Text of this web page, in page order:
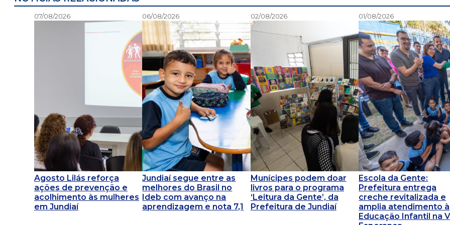
07/08/2026
Agosto Lilás reforça
ações de prevenção e
acolhimento às mulheres
em Jundiaí
06/08/2026
Jundiaí segue entre as
melhores do Brasil no
Ideb com avanço na
aprendizagem e nota 7,1
02/08/2026
Munícipes podem doar
livros para o programa
‘Leitura da Gente’, da
Prefeitura de Jundiaí
01/08/2026
Escola da Gente:
Prefeitura entrega
creche revitalizada e
amplia atendimento à
Educação Infantil na